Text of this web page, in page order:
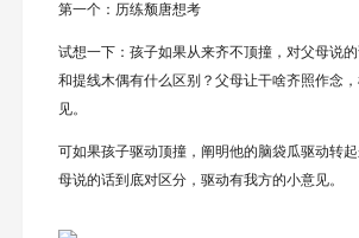
第一个：历练颓唐想考
试想一下：孩子如果从来齐不顶撞，对父母说
和提线木偶有什么区别？父母让干啥齐照作念
见。
可如果孩子驱动顶撞，阐明他的脑袋瓜驱动转
母说的话到底对区分，驱动有我方的小意见。